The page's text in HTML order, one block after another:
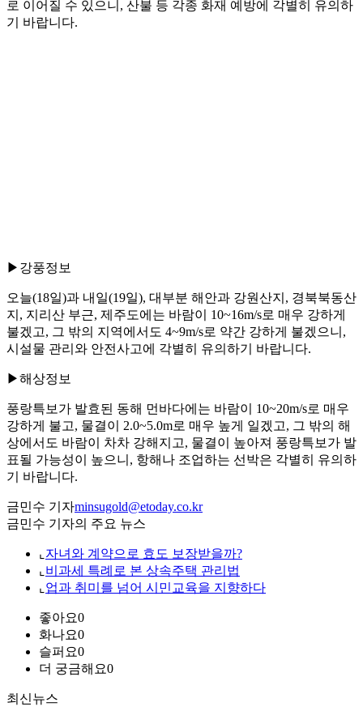
로 이어질 수 있으니, 산불 등 각종 화재 예방에 각별히 유의하
기 바랍니다.
▶강풍정보
오늘(18일)과 내일(19일), 대부분 해안과 강원산지, 경북북동산
지, 지리산 부근, 제주도에는 바람이 10~16m/s로 매우 강하게
불겠고, 그 밖의 지역에서도 4~9m/s로 약간 강하게 불겠으니,
시설물 관리와 안전사고에 각별히 유의하기 바랍니다.
▶해상정보
풍랑특보가 발효된 동해 먼바다에는 바람이 10~20m/s로 매우
강하게 불고, 물결이 2.0~5.0m로 매우 높게 일겠고, 그 밖의 해
상에서도 바람이 차차 강해지고, 물결이 높아져 풍랑특보가 발
표될 가능성이 높으니, 항해나 조업하는 선박은 각별히 유의하
기 바랍니다.
금민수 기자minsugold@etoday.co.kr
금민수 기자의 주요 뉴스
⌞ 자녀와 계약으로 효도 보장받을까?
⌞ 비과세 특례로 본 상속주택 관리법
⌞ 업과 취미를 넘어 시민교육을 지향하다
좋아요0
화나요0
슬퍼요0
더 궁금해요0
최신뉴스